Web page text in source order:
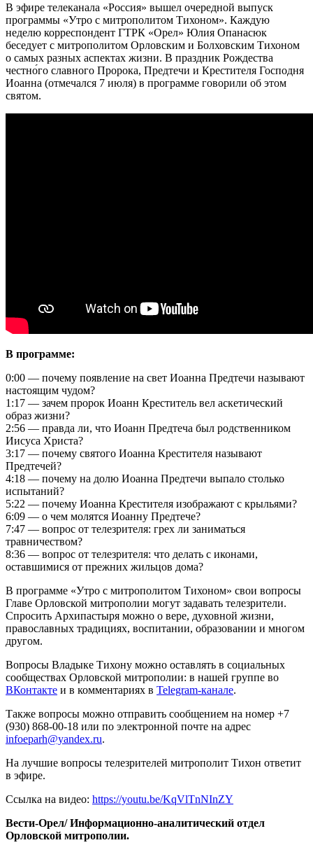
В эфире телеканала «Россия» вышел очередной выпуск
программы «Утро с митрополитом Тихоном». Каждую
неделю корреспондент ГТРК «Орел» Юлия Опанасюк
беседует с митрополитом Орловским и Болховским Тихоном
о самых разных аспектах жизни. В праздник Рождества
честно́го славного Пророка, Предтечи и Крестителя Господня
Иоанна (отмечался 7 июля) в программе говорили об этом
святом.
В программе:
0:00 — почему появление на свет Иоанна Предтечи называют
настоящим чудом?
1:17 — зачем пророк Иоанн Креститель вел аскетический
образ жизни?
2:56 — правда ли, что Иоанн Предтеча был родственником
Иисуса Христа?
3:17 — почему святого Иоанна Крестителя называют
Предтечей?
4:18 — почему на долю Иоанна Предтечи выпало столько
испытаний?
5:22 — почему Иоанна Крестителя изображают с крыльями?
6:09 — о чем молятся Иоанну Предтече?
7:47 — вопрос от телезрителя: грех ли заниматься
травничеством?
8:36 — вопрос от телезрителя: что делать с иконами,
оставшимися от прежних жильцов дома?
В программе «Утро с митрополитом Тихоном» свои вопросы
Главе Орловской митрополии могут задавать телезрители.
Спросить Архипастыря можно о вере, духовной жизни,
православных традициях, воспитании, образовании и многом
другом.
Вопросы Владыке Тихону можно оставлять в социальных
сообществах Орловской митрополии: в нашей группе во
ВКонтакте и в комментариях в Telegram-канале.
Также вопросы можно отправить сообщением на номер +7
(930) 868-00-18 или по электронной почте на адрес
infoeparh@yandex.ru.
На лучшие вопросы телезрителей митрополит Тихон ответит
в эфире.
Ссылка на видео: https://youtu.be/KqVlTnNInZY
Вести-Орел/ Информационно-аналитический отдел
Орловской митрополии.